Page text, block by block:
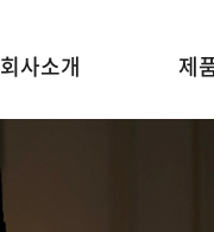
회사소개 제